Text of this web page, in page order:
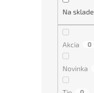
Na sklade
Akcia 0
Novinka